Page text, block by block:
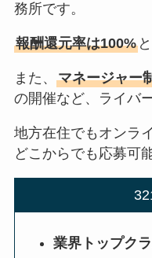
務所です。
報酬還元率は100%
また、 マネージャー
の開催など、ライバ
地方在住でもオンラ
どこからでも応募可
業界トップク